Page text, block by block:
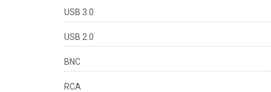
USB 3.0
USB 2.0
BNC
RCA